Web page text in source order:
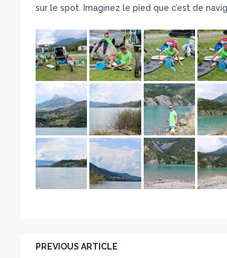
sur le spot. Imaginez le pied que c’est de
PREVIOUS ARTICLE